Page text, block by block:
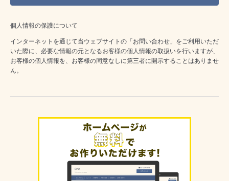
個人情報の保護について
インターネットを通じて当ウェブサイトの「お問い合わせ」をご利用いただ
いた際に、必要な情報の元となるお客様の個人情報の取扱いを行いますが、
お客様の個人情報を、お客様の同意なしに第三者に開示することはありませ
ん。